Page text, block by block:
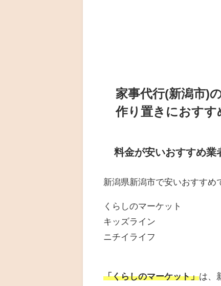
家事代行(新潟市)
作り置きにおすす
料金が安いおすすめ業
新潟県新潟市で安いおすすめ
くらしのマーケット
キッズライン
ニチイライフ
「くらしのマーケット」は、